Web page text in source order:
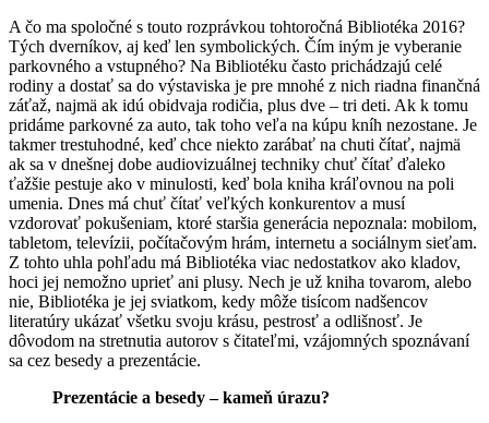
A čo ma spoločné s touto rozprávkou tohtoročná Bibliotéka 2016?
Tých dverníkov, aj keď len symbolických. Čím iným je vyberanie
parkovného a vstupného? Na Bibliotéku často prichádzajú celé
rodiny a dostať sa do výstaviska je pre mnohé z nich riadna finančná
záťaž, najmä ak idú obidvaja rodičia, plus dve – tri deti. Ak k tomu
pridáme parkovné za auto, tak toho veľa na kúpu kníh nezostane. Je
takmer trestuhodné, keď chce niekto zarábať na chuti čítať, najmä
ak sa v dnešnej dobe audiovizuálnej techniky chuť čítať ďaleko
ťažšie pestuje ako v minulosti, keď bola kniha kráľovnou na poli
umenia. Dnes má chuť čítať veľkých konkurentov a musí
vzdorovať pokušeniam, ktoré staršia generácia nepoznala: mobilom,
tabletom, televízii, počítačovým hrám, internetu a sociálnym sieťam.
Z tohto uhla pohľadu má Bibliotéka viac nedostatkov ako kladov,
hoci jej nemožno uprieť ani plusy. Nech je už kniha tovarom, alebo
nie, Bibliotéka je jej sviatkom, kedy môže tisícom nadšencov
literatúry ukázať všetku svoju krásu, pestrosť a odlišnosť. Je
dôvodom na stretnutia autorov s čitateľmi, vzájomných spoznávaní
sa cez besedy a prezentácie.
Prezentácie a besedy – kameň úrazu?